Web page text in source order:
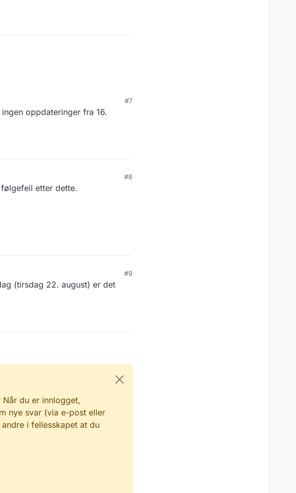
#7
oppdateringer fra 16.
#8
etter dette.
#9
(tirsdag 22. august) er det
Når du er innlogget,
nye svar (via e-post eller
i fellesskapet at du